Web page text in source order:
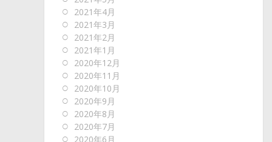
2021年4月
2021年3月
2021年2月
2021年1月
2020年12月
2020年11月
2020年10月
2020年9月
2020年8月
2020年7月
2020年6月